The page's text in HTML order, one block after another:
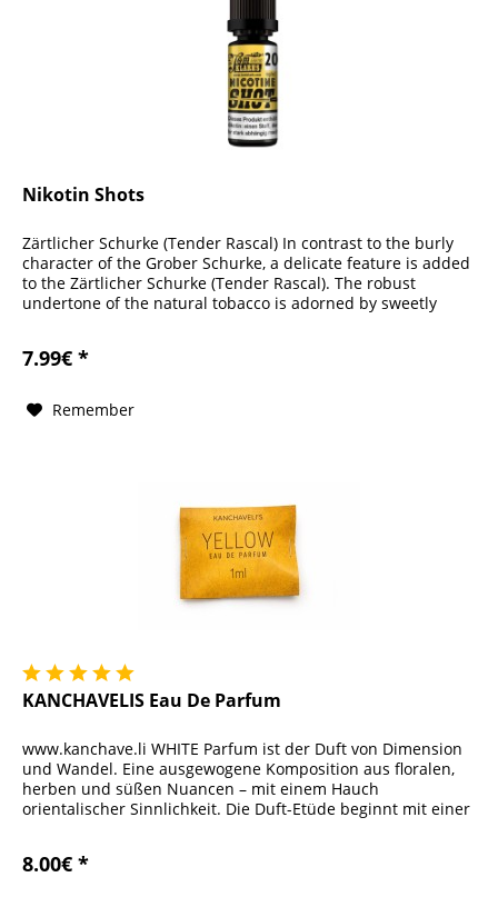
Nikotin Shots
Zärtlicher Schurke (Tender Rascal) In contrast to the burly
character of the Grober Schurke, a delicate feature is added
to the Zärtlicher Schurke (Tender Rascal). The robust
undertone of the natural tobacco is adorned by sweetly
7.99€ *
Remember
KANCHAVELIS Eau De Parfum
www.kanchave.li WHITE Parfum ist der Duft von Dimension
und Wandel. Eine ausgewogene Komposition aus floralen,
herben und süßen Nuancen – mit einem Hauch
orientalischer Sinnlichkeit. Die Duft-Etüde beginnt mit einer
8.00€ *